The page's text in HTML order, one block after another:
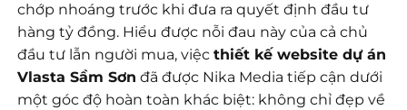
chớp nhoáng trước khi đưa ra quyết định đầu tư
hàng tỷ đồng. Hiểu được nỗi đau này của cả chủ
đầu tư lẫn người mua, việcthiết kế website dự án
Vlasta Sầm Sơn đã được Nika Media tiếp cận dưới
một góc độ hoàn toàn khác biệt: không chỉ đẹp về